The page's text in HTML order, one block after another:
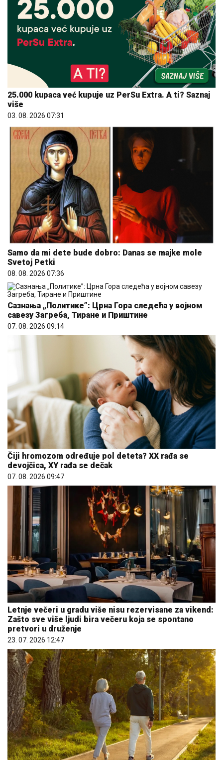
25.000 kupaca već kupuje uz PerSu Extra. A ti? Saznaj
više
03. 08. 2026 07:31
Samo da mi dete bude dobro: Danas se majke mole
Svetoj Petki
08. 08. 2026 07:36
Сазнања „Политике”: Црна Гора следећа у војном
савезу Загреба, Тиране и Приштине
07. 08. 2026 09:14
Čiji hromozom određuje pol deteta? XX rađa se
devojčica, XY rađa se dečak
07. 08. 2026 09:47
Letnje večeri u gradu više nisu rezervisane za vikend:
Zašto sve više ljudi bira večeru koja se spontano
pretvori u druženje
23. 07. 2026 12:47